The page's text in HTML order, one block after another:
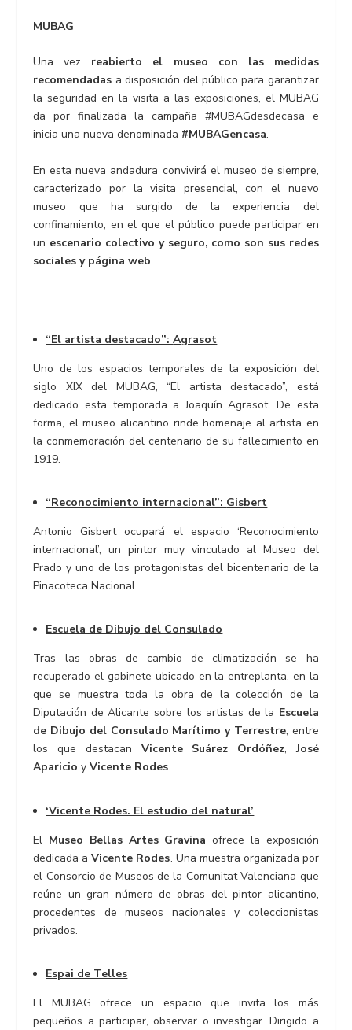
MUBAG
Una vez reabierto el museo con las medidas
recomendadas a disposición del público para garantizar
la seguridad en la visita a las exposiciones, el MUBAG
da por finalizada la campaña #MUBAGdesdecasa e
inicia una nueva denominada #MUBAGencasa.
En esta nueva andadura convivirá el museo de siempre,
caracterizado por la visita presencial, con el nuevo
museo que ha surgido de la experiencia del
confinamiento, en el que el público puede participar en
un escenario colectivo y seguro, como son sus redes
sociales y página web.
“El artista destacado”:Agrasot
Uno de los espacios temporales de la exposición del
siglo XIX del MUBAG, “El artista destacado”, está
dedicado esta temporada a Joaquín Agrasot. De esta
forma, el museo alicantino rinde homenaje al artista en
la conmemoración del centenario de su fallecimiento en
1919.
“Reconocimiento internacional”: Gisbert
Antonio Gisbert ocupará el espacio ‘Reconocimiento
internacional’, un pintor muy vinculado al Museo del
Prado y uno de los protagonistas del bicentenario de la
Pinacoteca Nacional.
Escuela de Dibujo del Consulado
Tras las obras de cambio de climatización se ha
recuperado el gabinete ubicado en la entreplanta, en la
que se muestra toda la obra de la colección de la
Diputación de Alicante sobre los artistas de la Escuela
de Dibujo del Consulado Marítimo y Terrestre, entre
los que destacan Vicente Suárez Ordóñez,José
Aparicio yVicente Rodes.
‘Vicente Rodes. El estudio del natural’
El Museo Bellas Artes Gravina ofrece la exposición
dedicada aVicente Rodes. Una muestra organizada por
el Consorcio de Museos de la Comunitat Valenciana que
reúne un gran número de obras del pintor alicantino,
procedentes de museos nacionales y coleccionistas
privados.
Espai de Telles
El MUBAG ofrece un espacio que invita los más
pequeños a participar, observar o investigar. Dirigido a